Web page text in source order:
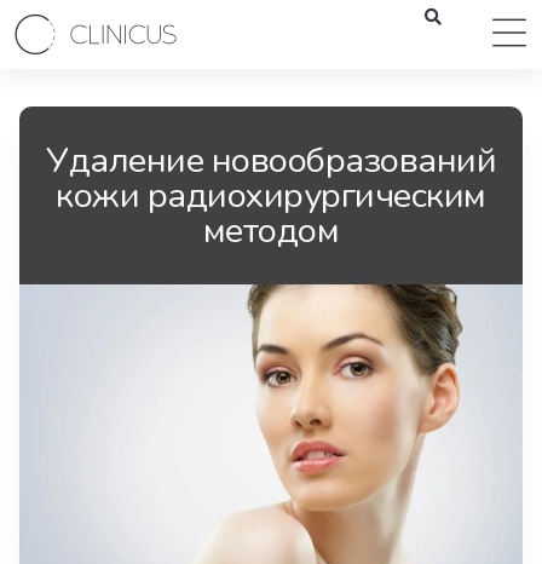
Удаление новообразований
кожи радиохирургическим
методом